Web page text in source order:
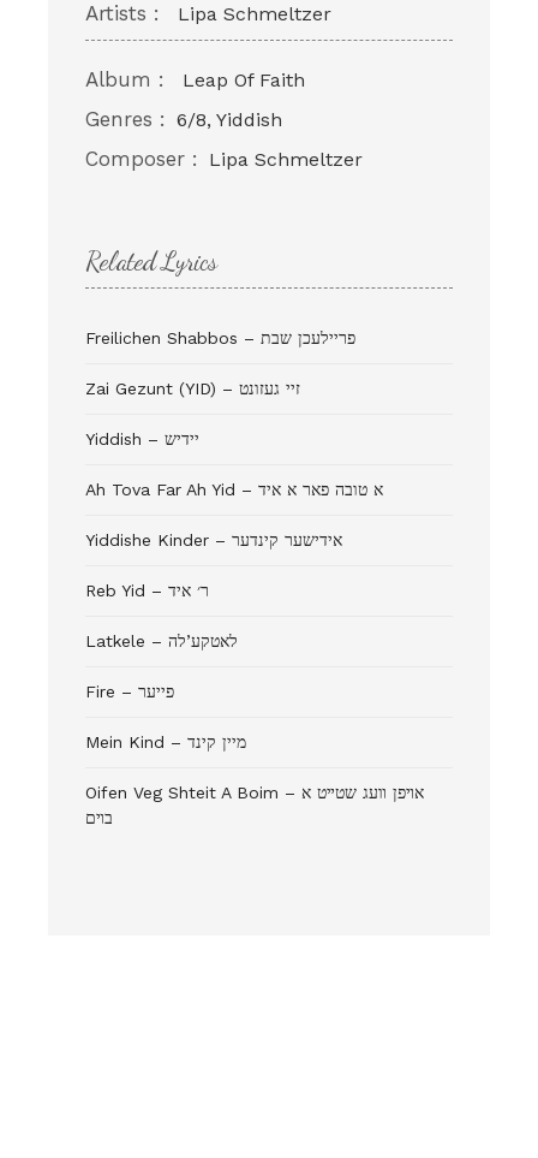
Artists : Lipa Schmeltzer
Album : Leap Of Faith
Genres : 6/8, Yiddish
Composer : Lipa Schmeltzer
Related Lyrics
Freilichen Shabbos – פריילעכן שבת
Zai Gezunt (YID) – זיי געזונט
Yiddish – יידיש
Ah Tova Far Ah Yid – א טובה פאר א איד
Yiddishe Kinder – אידישער קינדער
Reb Yid – ר׳ איד
Latkele – לאטקע’לה
Fire – פייער
Mein Kind – מיין קינד
Oifen Veg Shteit A Boim – אױפן װעג שטײט א
בױם